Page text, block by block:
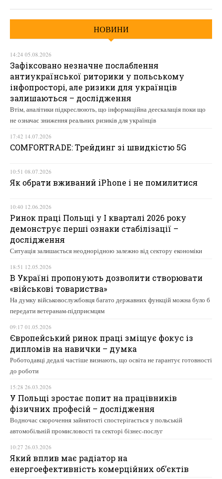
НОВИНИ
14:24 05.08.2026
Зафіксовано незначне послаблення
антиукраїнської риторики у польському
інфопросторі, але ризики для українців
залишаються – дослідження
Втім, аналітики підкреслюють, що інформаційна деескалація поки що
не означає зниження реальних ризиків для українців
17:42 14.07.2026
COMFORTRADE: Трейдинг зі швидкістю 5G
10:51 08.07.2026
Як обрати вживаний iPhone і не помилитися
10:40 12.06.2026
Ринок праці Польщі у І кварталі 2026 року
демонструє перші ознаки стабілізації –
дослідження
Ситуація залишається неоднорідною залежно від сектору економіки
18:51 12.05.2026
В Україні пропонують дозволити створювати
«військові товариства»
На думку військовослужбовця багато державних функцій можна було б
передати ветеранам-підприємцям
09:17 01.05.2026
Європейський ринок праці зміщує фокус із
дипломів на навички – думка
Роботодавці дедалі частіше визнають, що освіта не гарантує готовності
до роботи
15:28 26.03.2026
У Польщі зростає попит на працівників
фізичних професій – дослідження
Водночас скорочення зайнятості спостерігається у польській
автомобільній промисловості та секторі бізнес-послуг
10:27 26.03.2026
Який вплив має радіатор на
енергоефективність комерційних об’єктів